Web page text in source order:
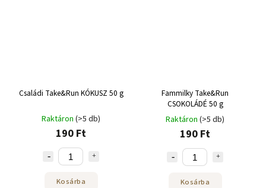
Családi Take&Run KÓKUSZ 50 g
Raktáron (>5 db)
190 Ft
Kosárba
Fammilky Take&Run
CSOKOLÁDÉ 50 g
Raktáron (>5 db)
190 Ft
Kosárba